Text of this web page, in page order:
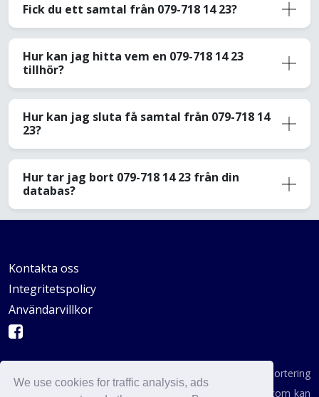
We use cookies for traffic analysis, ads
Fick du ett samtal från 079-718 14 23?
Hur kan jag hitta vem en 079-718 14 23
tillhör?
Hur kan jag sluta få samtal från 079-718 14
23?
Hur tar jag bort 079-718 14 23 från din
databas?
Kontakta oss
Integritetspolicy
Användarvillkor
AVSKYDANDE: Vi är inte en byrå för konsumentrapportering
enligt definitionen i någon statlig institution. AvoidCaller.com kan